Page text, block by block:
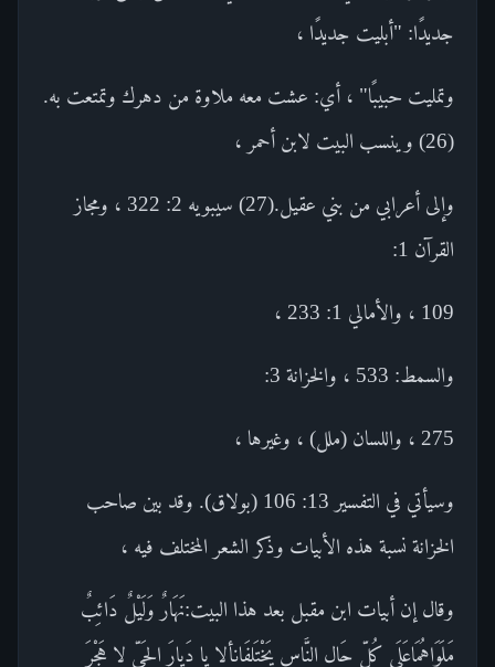
جديدًا: "أبليت جديدًا ،
وتمليت حبيبًا" ، أي: عشت معه ملاوة من دهرك وتمتعت به.
(26) وينسب البيت لابن أحمر ،
وإلى أعرابي من بني عقيل.(27) سيبويه 2: 322 ، ومجاز
القرآن 1:
109 ، والأمالي 1: 233 ،
والسمط: 533 ، والخزانة 3:
275 ، واللسان (ملل) ، وغيرها ،
وسيأتي في التفسير 13: 106 (بولاق). وقد بين صاحب
الخزانة نسبة هذه الأبيات وذكر الشعر المختلف فيه ،
وقال إن أبيات ابن مقبل بعد هذا البيت:نَهَارٌ وَلَيْلٌ دَائِبٌ
مَلَوَاهُمَاعَلَى كُلِّ حَالِ النَّاسِ يَخْتَلِفَانِألا يا دَيارَ الحَيِّ لا هَجْرَ